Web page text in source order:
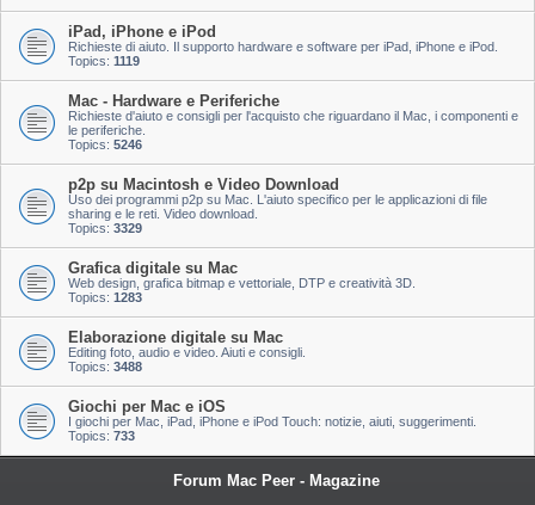
iPad, iPhone e iPod
Richieste di aiuto. Il supporto hardware e software per iPad, iPhone e iPod.
Topics: 1119
Mac - Hardware e Periferiche
Richieste d'aiuto e consigli per l'acquisto che riguardano il Mac, i componenti e
le periferiche.
Topics: 5246
p2p su Macintosh e Video Download
Uso dei programmi p2p su Mac. L'aiuto specifico per le applicazioni di file
sharing e le reti. Video download.
Topics: 3329
Grafica digitale su Mac
Web design, grafica bitmap e vettoriale, DTP e creatività 3D.
Topics: 1283
Elaborazione digitale su Mac
Editing foto, audio e video. Aiuti e consigli.
Topics: 3488
Giochi per Mac e iOS
I giochi per Mac, iPad, iPhone e iPod Touch: notizie, aiuti, suggerimenti.
Topics: 733
Forum Mac Peer - Magazine